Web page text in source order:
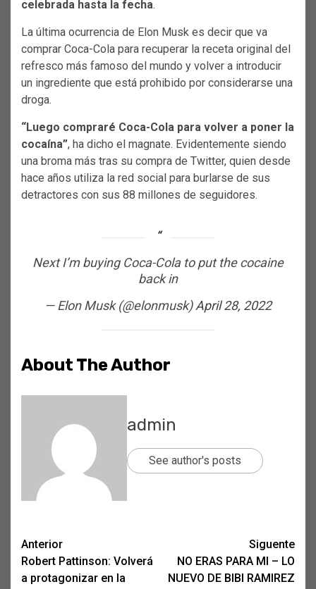
celebrada hasta la fecha.
La última ocurrencia de Elon Musk es decir que va
comprar Coca-Cola para recuperar la receta original del
refresco más famoso del mundo y volver a introducir
un ingrediente que está prohibido por considerarse una
droga.
“Luego compraré Coca-Cola para volver a poner la
cocaína”, ha dicho el magnate. Evidentemente siendo
una broma más tras su compra de Twitter, quien desde
hace años utiliza la red social para burlarse de sus
detractores con sus 88 millones de seguidores.
Next I’m buying Coca-Cola to put the cocaine
back in
— Elon Musk (@elonmusk)April 28, 2022
About The Author
admin
See author's posts
Post
navigation
Anterior
Robert Pattinson: Volverá
a protagonizar en la
Siguente
NO ERAS PARA MI – LO
NUEVO DE BIBI RAMIREZ